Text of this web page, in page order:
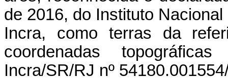
de 2016, do Instituto
Incra, como terras da
coordenadas
Incra/SR/RJ nº